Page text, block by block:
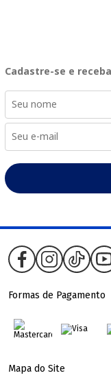
Cadastre-se e
Formas de Pagamento
Mapa do Site